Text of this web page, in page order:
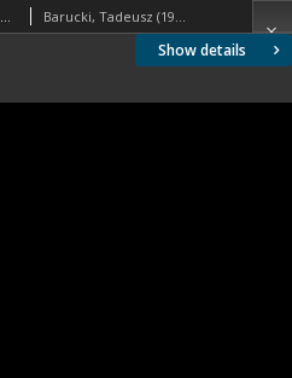
Show details
Osiedle mieszkaniowe INA-Casa, fragment elewacji trzykondygnacyjnego budynku mieszkalnego, Rzym, Włochy Barucki, Tadeusz (1922- ). Fotograf